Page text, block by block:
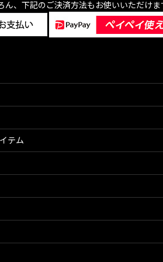
ん、下記のご決済方法もお使いいただけま
テム